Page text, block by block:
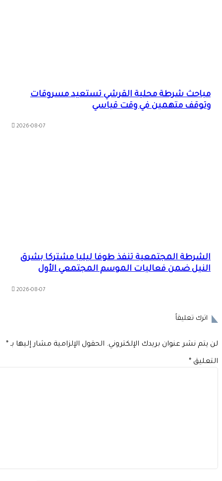
مباحث شرطة محلية القرشي تستعيد مسروقات
وتوقف متهمين في وقت قياسي
2026-08-07
الشرطة المجتمعية تنفذ طوفا ليليا مشتركا بشرق
النيل ضمن فعاليات الموسم المجتمعي الأول
2026-08-07
اترك تعليقاً
يتم نشر عنوان بريدك الإلكتروني. الحقول الإلزامية مشار إليها بـ*
*